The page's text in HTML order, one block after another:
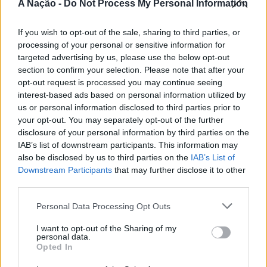
A Nação - Do Not Process My Personal Information
If you wish to opt-out of the sale, sharing to third parties, or
processing of your personal or sensitive information for
targeted advertising by us, please use the below opt-out
section to confirm your selection. Please note that after your
opt-out request is processed you may continue seeing
interest-based ads based on personal information utilized by
us or personal information disclosed to third parties prior to
your opt-out. You may separately opt-out of the further
disclosure of your personal information by third parties on the
IAB’s list of downstream participants. This information may
also be disclosed by us to third parties on the IAB’s List of
Downstream Participants that may further disclose it to other
Personal Data Processing Opt Outs
I want to opt-out of the Sharing of my
personal data.
Opted In
Centro Cultural de Lagos ou através daTicketline.
TÓPICOS RELACIONADOS: DESTAQUE
LAGOS
PROGRAMAÇÃO
PRÓXIMO
Braga: Detenção pela prática de roubos
Anadia: Município apoia Moita Rugby Clube da Bairrada
e Núcleo Karaté de Sangalhos
de vento das comunidades costeiras, promovendo o
território através do mar e das suas condições naturais.
Nas palavras de Pedro Mota, De todas as etapas do
Nortada Ocean Rides, este evento é o que mais precisa
da “nortada” como apoio, porque sem vento não há
kitesurf.
A presença da Nortada vai mais uma vez, alem da
competição. O que queremos é fazer parte deste
movimento que promove o encontro entre atletas,
visitantes e a comunidade local. Que a marca Nortada
esteja presente de uma forma natural e quase obvia,
valorizando o património natural e a relação de
Nortada.
CONTINUAR A LER
ATUALIDADE
Cinco projetos de Cascais finalistas
em iniciativa europeia
Publicado 1 dia atrás on 05/08/2026
Por Ígor Lopes
Vencedores serão anunciados no “Innovation in Politics
Awards,” a 30 de outubro de 2026, no Centro de
Participação cívica, Juventude, Educação, Emprego e
Inclusão de pessoas com deficiência. Estas são as áreas